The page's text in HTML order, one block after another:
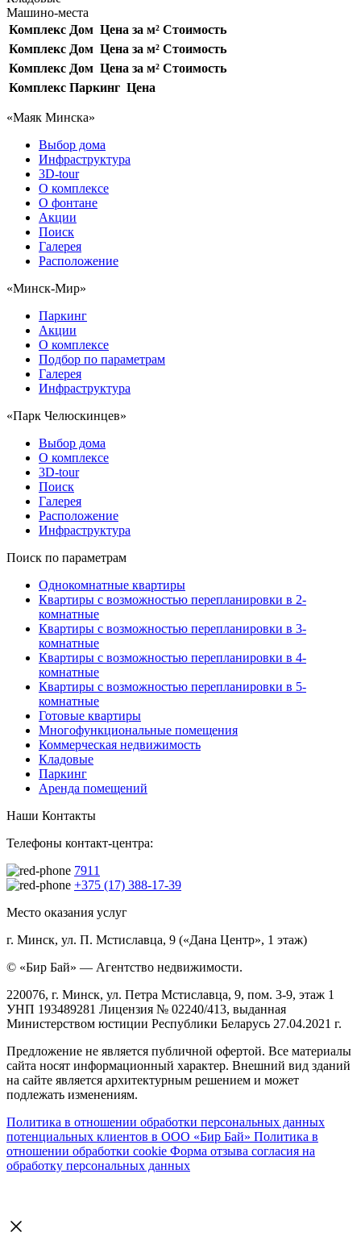
Машино-места
Комплекс Дом Цена за м² Стоимость
Комплекс Дом Цена за м² Стоимость
Комплекс Дом Цена за м² Стоимость
Комплекс Паркинг Цена
«Маяк Минска»
Выбор дома
Инфраструктура
3D-tour
О комплексе
О фонтане
Акции
Поиск
Галерея
Расположение
«Минск-Мир»
Паркинг
Акции
О комплексе
Подбор по параметрам
Галерея
Инфраструктура
«Парк Челюскинцев»
Выбор дома
О комплексе
3D-tour
Поиск
Галерея
Расположение
Инфраструктура
Поиск по параметрам
Однокомнатные квартиры
Квартиры с возможностью перепланировки в 2-
комнатные
Квартиры с возможностью перепланировки в 3-
комнатные
Квартиры с возможностью перепланировки в 4-
комнатные
Квартиры с возможностью перепланировки в 5-
комнатные
Готовые квартиры
Многофункциональные помещения
Коммерческая недвижимость
Кладовые
Паркинг
Аренда помещений
Наши Контакты
Телефоны контакт-центра:
7911
+375 (17) 388-17-39
Место оказания услуг
г. Минск, ул. П. Мстиславца, 9 («Дана Центр», 1 этаж)
© «Бир Бай» — Агентство недвижимости.
220076, г. Минск, ул. Петра Мстиславца, 9, пом. 3-9, этаж 1
УНП 193489281 Лицензия № 02240/413, выданная
Министерством юстиции Республики Беларусь 27.04.2021 г.
Предложение не является публичной офертой. Все материалы
сайта носят информационный характер. Внешний вид зданий
на сайте является архитектурным решением и может
подлежать изменениям.
Политика в отношении обработки персональных данных
потенциальных клиентов в ООО «Бир Бай» Политика в
отношении обработки cookie Форма отзыва согласия на
обработку персональных данных